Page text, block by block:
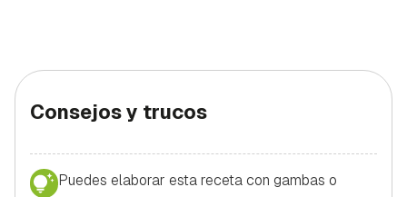
Consejos y trucos
Puedes elaborar esta receta con gambas o